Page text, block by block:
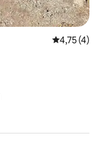
4,75 av 5 i
4,75 (4)